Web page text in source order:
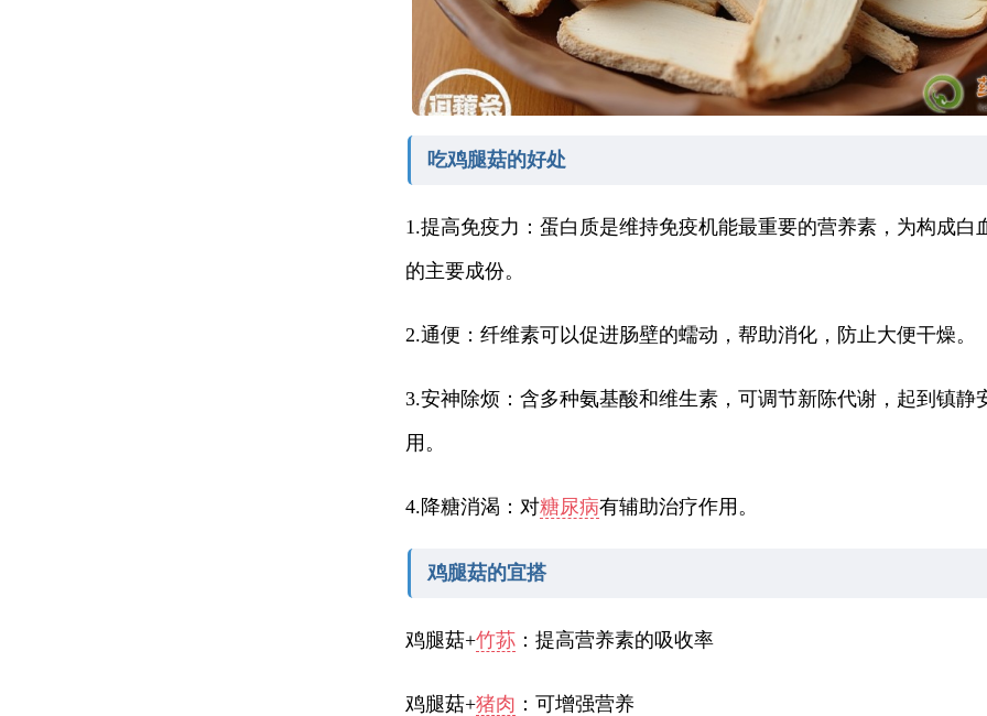
吃鸡腿菇的好处
1.提高免疫力：蛋白质是维持免疫机能最重要的营养素，为构成白
的主要成份。
2.通便：纤维素可以促进肠壁的蠕动，帮助消化，防止大便干燥。
3.安神除烦：含多种氨基酸和维生素，可调节新陈代谢，起到镇静
用。
4.降糖消渴：对糖尿病有辅助治疗作用。
鸡腿菇的宜搭
鸡腿菇+竹荪 ：提高营养素的吸收率
鸡腿菇+猪肉 ：可增强营养